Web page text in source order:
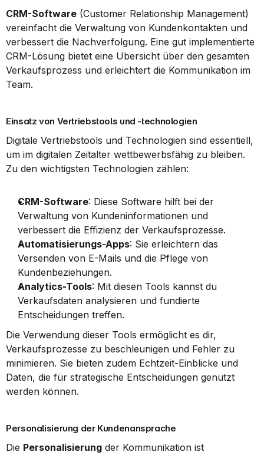
CRM-Software (Customer Relationship Management)
vereinfacht die Verwaltung von Kundenkontakten und
verbessert die Nachverfolgung. Eine gut implementierte
CRM-Lösung bietet eine Übersicht über den gesamten
Verkaufsprozess und erleichtert die Kommunikation im
Team.
Einsatz von Vertriebstools und -technologien
Digitale Vertriebstools und Technologien sind essentiell,
um im digitalen Zeitalter wettbewerbsfähig zu bleiben.
Zu den wichtigsten Technologien zählen:
CRM-Software: Diese Software hilft bei der
Verwaltung von Kundeninformationen und
verbessert die Effizienz der Verkaufsprozesse.
Automatisierungs-Apps: Sie erleichtern das
Versenden von E-Mails und die Pflege von
Kundenbeziehungen.
Analytics-Tools: Mit diesen Tools kannst du
Verkaufsdaten analysieren und fundierte
Entscheidungen treffen.
Die Verwendung dieser Tools ermöglicht es dir,
Verkaufsprozesse zu beschleunigen und Fehler zu
minimieren. Sie bieten zudem Echtzeit-Einblicke und
Daten, die für strategische Entscheidungen genutzt
werden können.
Personalisierung der Kundenansprache
Die Personalisierung der Kommunikation ist